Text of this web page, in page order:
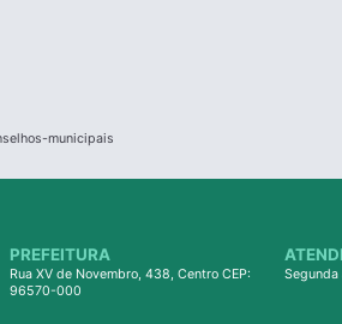
municipais
PREFEITURA
Rua XV de Novembro, 438, Centro CEP:
96570-000
Segunda